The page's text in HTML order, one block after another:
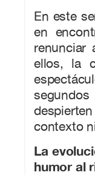
En este
en
renunciar
ellos, la
contexto
La
humor al